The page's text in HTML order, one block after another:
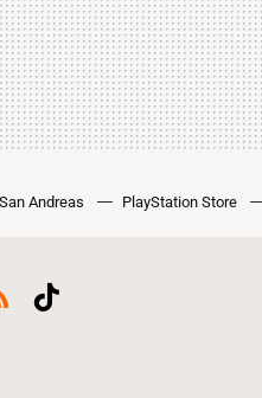
Andreas PlayStation Store